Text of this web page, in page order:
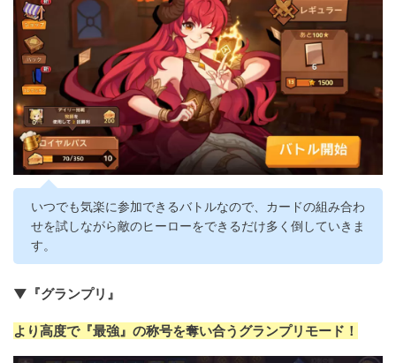
いつでも気楽に参加できるバトルなので、カードの組み合わ
せを試しながら敵のヒーローをできるだけ多く倒していきま
す。
▼『グランプリ』
より高度で『最強』の称号を奪い合うグランプリモード！